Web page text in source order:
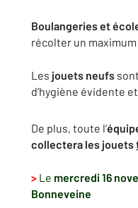
Boulangeries et
récolter un
Les jouets neufs
d’hygiène évidente
De plus, toute l’
collectera les jouets
> Le mercredi 16
Bonneveine